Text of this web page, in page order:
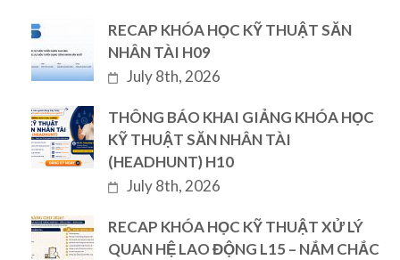
RECAP KHÓA HỌC KỸ THUẬT SĂN
NHÂN TÀI H09
July 8th, 2026
THÔNG BÁO KHAI GIẢNG KHÓA HỌC
KỸ THUẬT SĂN NHÂN TÀI
(HEADHUNT) H10
July 8th, 2026
RECAP KHÓA HỌC KỸ THUẬT XỬ LÝ
QUAN HỆ LAO ĐỘNG L15 – NẮM CHẮC